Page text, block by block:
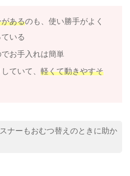
あるのも、使い勝手がよく
いる
でお手入れは簡単
ていて、 軽くて動きやすそ
ナーもおむつ替えのときに助か